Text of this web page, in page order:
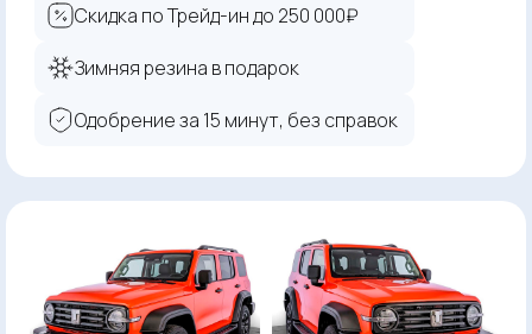
Скидка по Трейд-ин до 250 000₽
Зимняя резина в подарок
Одобрение за 15 минут, без справок